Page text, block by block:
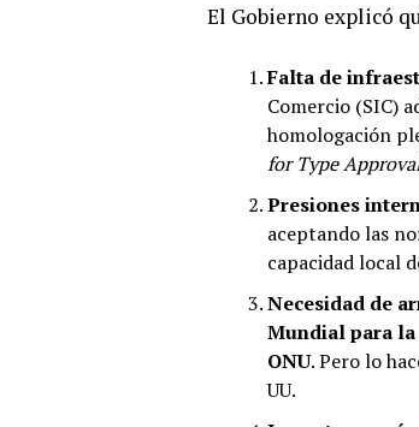
El Gobierno explicó
Falta de
Comercio (SIC)
homologación
for Type
Presiones
aceptando las
capacidad local
Necesidad de
Mundial para
ONU. Pero lo
UU.